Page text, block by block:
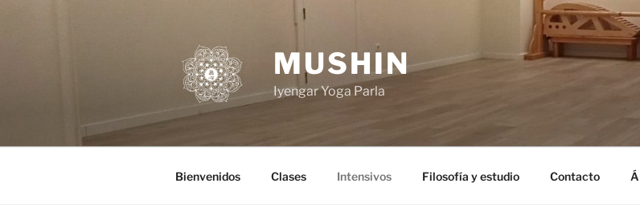
MUSHIN
Iyengar Yoga Parla
Bienvenidos Clases Intensivos Filosofía y estudio Contacto